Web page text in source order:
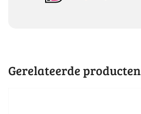
Gerelateerde producten